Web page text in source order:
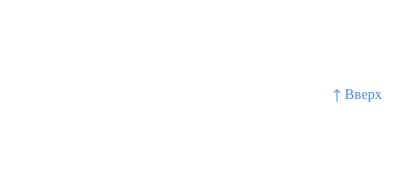
↑ Вверх